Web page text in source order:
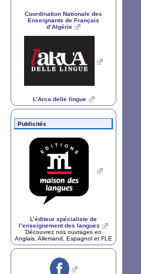
Coordination Nationale des
Enseignants de Français
d’Algérie
L’Arca delle lingue
Publicités
L’éditeur spécialiste de
l’enseignement des langues
Découvrez nos ouvrages en
Anglais, Allemand, Espagnol et FLE